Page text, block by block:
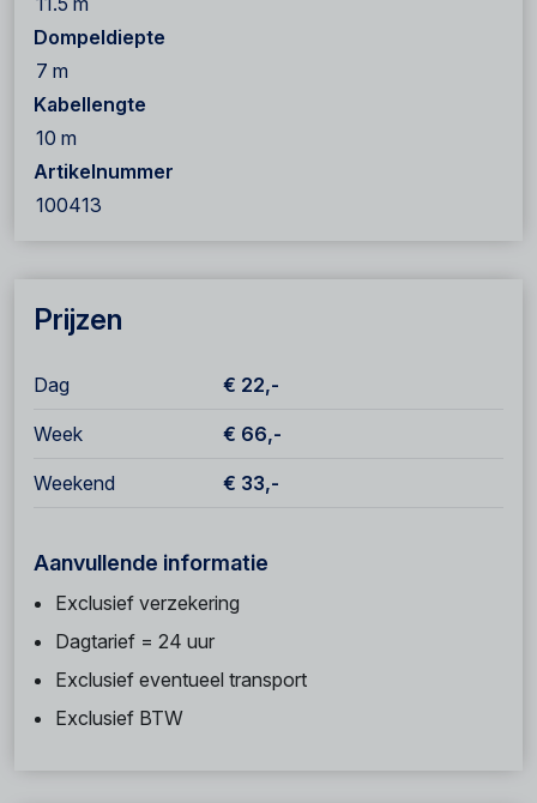
Dompeldiepte
7 m
Kabellengte
10 m
Artikelnummer
100413
Prijzen
Dag € 22,-
Week € 66,-
Weekend € 33,-
Aanvullende informatie
Exclusief verzekering
Dagtarief = 24 uur
Exclusief eventueel transport
Exclusief BTW